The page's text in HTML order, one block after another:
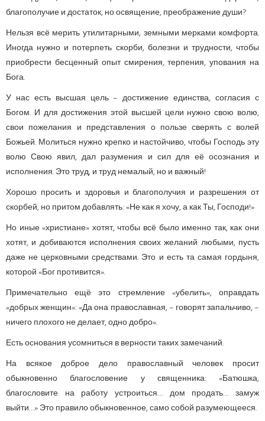
благополучие и достаток, но освящение, преображение души?
Нельзя всё мерить утилитарными, земными мерками комфорта.
Иногда нужно и потерпеть скорби, болезни и трудности, чтобы
приобрести бесценный опыт смирения, терпения, упования на
Бога.
У нас есть высшая цель – достижение единства, согласия с
Богом. И для достижения этой высшей цели нужно свою волю,
свои пожелания и представления о пользе сверять с волей
Божьей. Молиться нужно крепко и настойчиво, чтобы Господь эту
волю Свою явил, дал разумения и сил для её осознания и
исполнения. Это труд, и труд немалый, но и важный!
Хорошо просить и здоровья и благополучия и разрешения от
скорбей, но притом добавлять: «Не как я хочу, а как Ты, Господи!»
Но иные «христиане» хотят, чтобы всё было именно так, как они
хотят, и добиваются исполнения своих желаний любыми, пусть
даже не церковными средствами. Это и есть та самая гордыня,
которой «Бог противится».
Примечательно ещё это стремление «убелить», оправдать
«добрых женщин»: «Да она православная, – говорят запальчиво, –
ничего плохого не делает, одно добро».
Есть основания усомниться в верности таких замечаний.
На всякое доброе дело православный человек просит
обыкновенно благословение у священника: «Батюшка,
благословите на работу устроиться… дом продать… замуж
выйти…» Это правило обыкновенное, само собой разумеющееся.